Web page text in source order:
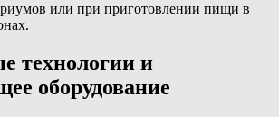
или при приготовлении пищи в
технологии и
оборудование